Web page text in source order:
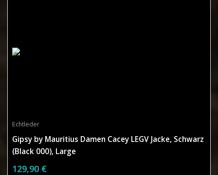
Echtleder
Gipsy by Mauritius Damen Cacey LEGV Jacke, Schwarz
(Black 000), Large
129,90 €